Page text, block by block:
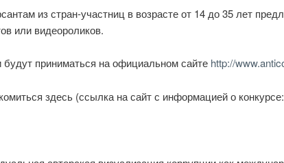
из стран-участниц в возрасте от 14 до 35 лет
или видеороликов.
будут приниматься на официальном сайте http://
здесь (ссылка на сайт с информацией о конкурсе: